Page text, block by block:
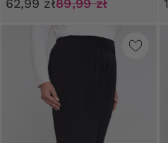
62,99 zł89,99 zł